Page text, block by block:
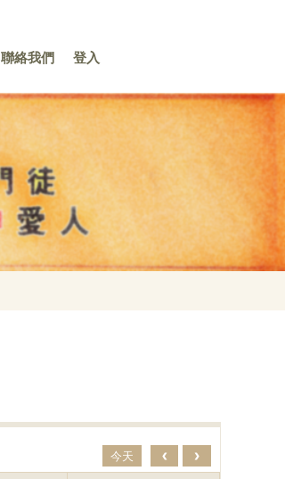
聯絡我們 登入
今天 ‹ ›